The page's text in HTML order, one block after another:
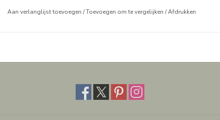
Aan verlanglijst toevoegen /Toevoegen om te vergelijken /Afdrukken